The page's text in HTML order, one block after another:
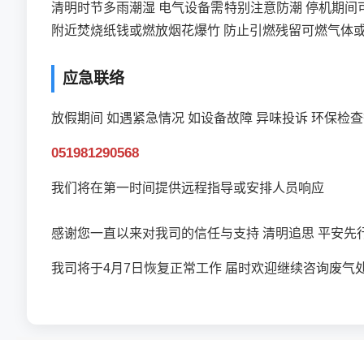
清明时节多雨潮湿 电气设备需特别注意防潮 停机期
附近焚烧纸钱或燃放烟花爆竹 防止引燃残留可燃气体
应急联络
放假期间 如遇紧急情况 如设备故障 异味投诉 环保检
051981290568
我们将在第一时间提供远程指导或安排人员响应
感谢您一直以来对我司的信任与支持 清明追思 平安先
我司将于4月7日恢复正常工作 届时欢迎继续咨询废气